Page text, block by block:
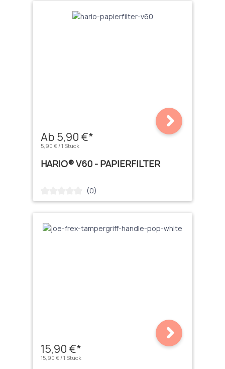
Ab 5,90 €*
5,90 € / 1 Stück
HARIO® V60 - PAPIERFILTER
Durchschnittliche Bewertung von 0 von 5 Sternen
(0)
15,90 €*
15,90 € / 1 Stück